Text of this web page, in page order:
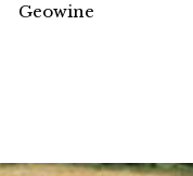
Geowine